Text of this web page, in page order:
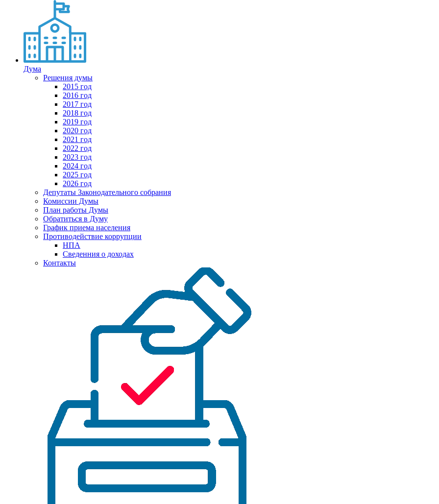
Дума
Решения думы
2015 год
2016 год
2017 год
2018 год
2019 год
2020 год
2021 год
2022 год
2023 год
2024 год
2025 год
2026 год
Депутаты Законодательного собрания
Комиссии Думы
План работы Думы
Обратиться в Думу
График приема населения
Противодействие коррупции
НПА
Сведенния о доходах
Контакты